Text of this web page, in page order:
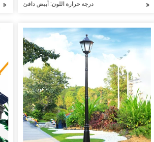
درجة حرارة اللون: أبيض دافئ